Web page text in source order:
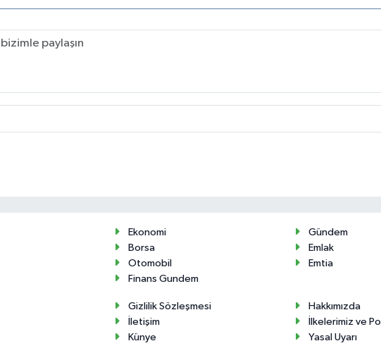
Ekonomi
Gündem
Borsa
Emlak
Otomobil
Emtia
Finans Gundem
Gizlilik Sözleşmesi
Hakkımızda
İletişim
İlkelerimiz ve
Künye
Yasal Uyarı